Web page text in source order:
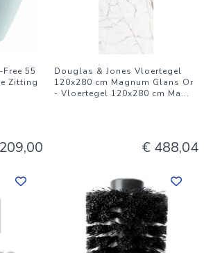
55
Zitting
Douglas & Jones Vloertegel
120x280 cm Magnum Glans Or
- Vloertegel 120x280 cm Ma...
€ 488,04